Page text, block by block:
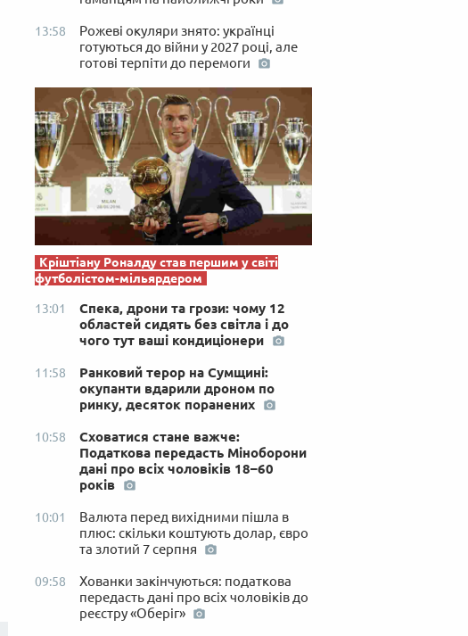
13:58
Рожеві окуляри знято: українці
готуються до війни у 2027 році, але
готові терпіти до перемоги
Кріштіану Роналду став першим у світі
футболістом-мільярдером
13:01
Спека, дрони та грози: чому 12
областей сидять без світла і до
чого тут ваші кондиціонери
11:58
Ранковий терор на Сумщині:
окупанти вдарили дроном по
ринку, десяток поранених
10:58
Сховатися стане важче:
Податкова передасть Міноборони
дані про всіх чоловіків 18–60
років
10:01
Валюта перед вихідними пішла в
плюс: скільки коштують долар, євро
та злотий 7 серпня
09:58
Хованки закінчуються: податкова
передасть дані про всіх чоловіків до
реєстру «Оберіг»